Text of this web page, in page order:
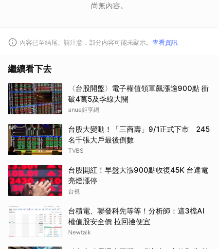
尚無內容。
內容已至結尾。請注意，部分內容可能未顯示。 查看資訊
繼續看下去
〈台股開盤〉電子權值領軍飆漲逾900點 衝
破4萬5及季線大關
anue鉅亨網
台股大變動！「三商壽」9/1正式下市 245
名千張大戶最後倒數
TVBS
台股開紅！早盤大漲900點收復45K 台達電
亮燈漲停
台視
台積電、聯發科先等等！分析師：這3檔AI
權值股安全價 拉回撿便宜
Newtalk